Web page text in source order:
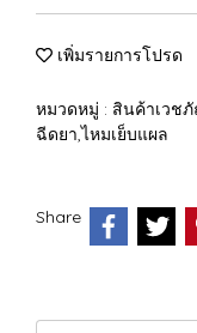
เพิ่มรายการโปรด
หมวดหมู่ : สินค้าเวช
ฉีดยา,ไหมเย็บแผล
Share